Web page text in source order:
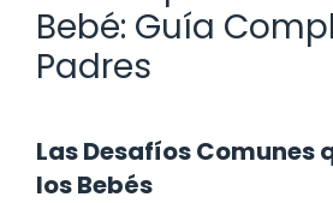
Bebé: Guía
Padres
Las Desafíos Comunes
los Bebés